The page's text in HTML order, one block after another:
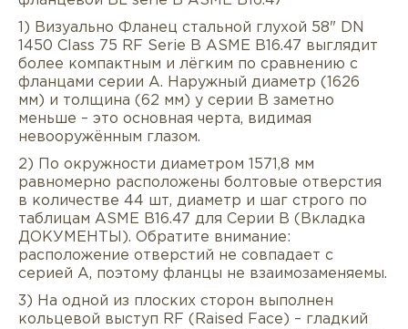
Описание Характеристики
Услуги Оплата/доставка Отзывы/
1) Визуально Фланец стальной глухой 58" DN
1450 Class 75 RF Serie B ASME B16.47 выглядит
более компактным и лёгким по сравнению с
фланцами серии A. Наружный диаметр (1626
мм) и толщина (62 мм) у серии B заметно
меньше – это основная черта, видимая
невооружённым глазом.
2) По окружности диаметром 1571,8 мм
равномерно расположены болтовые отверстия
в количестве 44 шт, диаметр и шаг строго по
таблицам ASME B16.47 для Серии B (Вкладка
ДОКУМЕНТЫ). Обратите внимание:
расположение отверстий не совпадает с
серией A, поэтому фланцы не взаимозаменяемы.
3) На одной из плоских сторон выполнен
кольцевой выступ RF (Raised Face) – гладкий